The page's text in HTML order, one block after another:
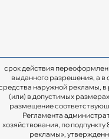
срок действия
выданного разрешения, а
наружной рекламы, в
(или) в допустимых
размещение
Регламента
хозяйствования, по
рекламы»,